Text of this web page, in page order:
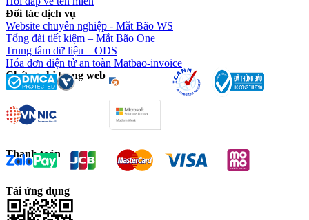
Đối tác dịch vụ
Website chuyên nghiệp - Mắt Bão WS
Tổng đài tiết kiệm – Mắt Bão One
Trung tâm dữ liệu – ODS
Hóa đơn điện tử an toàn Matbao-invoice
Chứng chỉ trang web
Thanh toán
Tải ứng dụng